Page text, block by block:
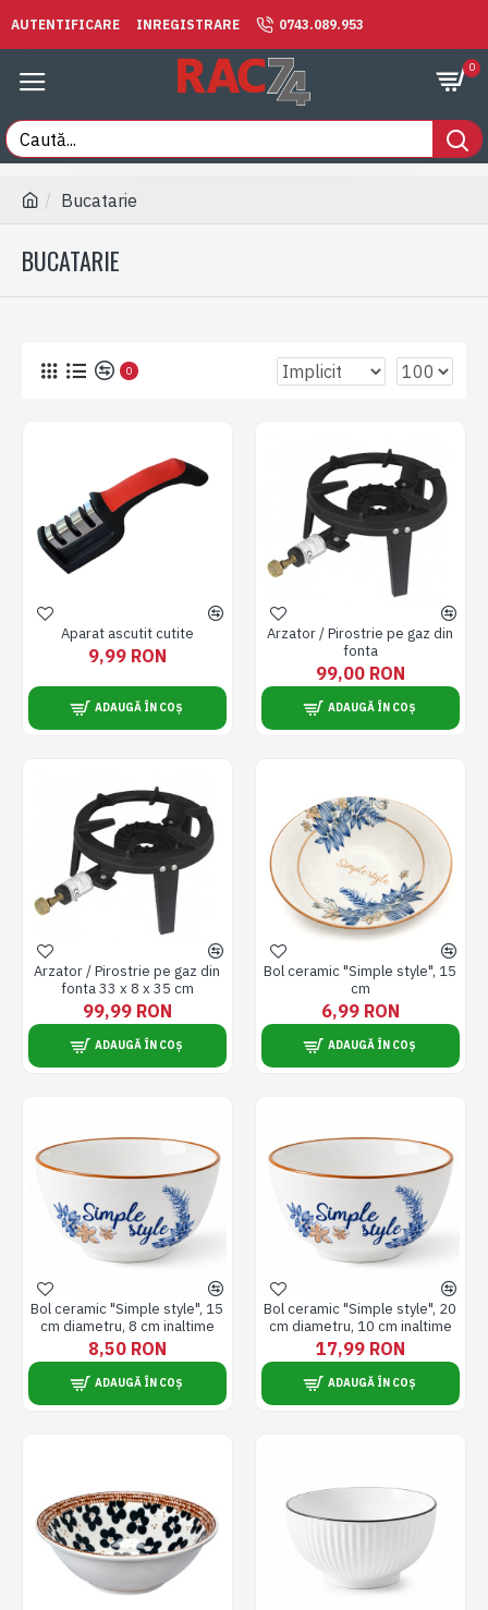
AUTENTIFICARE INREGISTRARE 0743.089.953
0
Bucatarie
BUCATARIE
0
Aparat ascutit cutite
9,99 RON
ADAUGĂ ÎN COȘ
Arzator / Pirostrie pe gaz din
fonta
99,00 RON
ADAUGĂ ÎN COȘ
Arzator / Pirostrie pe gaz din
fonta 33 x 8 x 35 cm
99,99 RON
ADAUGĂ ÎN COȘ
Bol ceramic "Simple style", 15
cm
6,99 RON
ADAUGĂ ÎN COȘ
Bol ceramic "Simple style", 15
cm diametru, 8 cm inaltime
8,50 RON
ADAUGĂ ÎN COȘ
Bol ceramic "Simple style", 20
cm diametru, 10 cm inaltime
17,99 RON
ADAUGĂ ÎN COȘ